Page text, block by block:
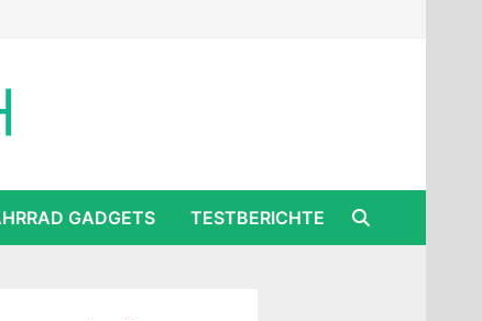
GADGETS TESTBERICHTE